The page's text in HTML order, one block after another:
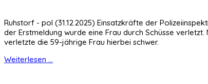
Ruhstorf - pol (31.12.2025) Einsatzkräfte der
der Erstmeldung wurde eine Frau durch Schüsse
verletzte die 59-jährige Frau hierbei schwer.
Weiterlesen ...